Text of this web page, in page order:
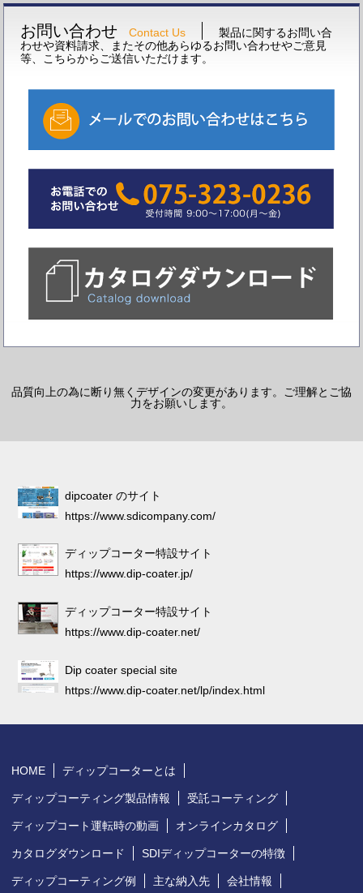
お問い合わせ Contact Us
製品に関するお問い合
わせや資料請求、またその他あらゆるお問い合わせやご意見
等、こちらからご送信いただけます。
品質向上の為に断り無くデザインの変更があります。ご理解とご協
力をお願いします。
dipcoater のサイト
https://www.sdicompany.com/
ディップコーター特設サイト
https://www.dip-coater.jp/
ディップコーター特設サイト
https://www.dip-coater.net/
Dip coater special site
https://www.dip-coater.net/lp/index.html
HOME ディップコーターとは
ディップコーティング製品情報 受託コーティング
ディップコート運転時の動画 オンラインカタログ
カタログダウンロード SDIディップコーターの特徴
ディップコーティング例 主な納入先 会社情報